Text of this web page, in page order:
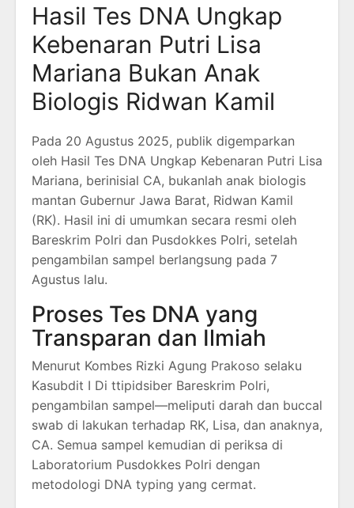
Hasil Tes DNA Ungkap
Kebenaran Putri Lisa
Mariana Bukan Anak
Biologis Ridwan Kamil
Pada 20 Agustus 2025, publik digemparkan
oleh Hasil Tes DNA Ungkap Kebenaran Putri Lisa
Mariana, berinisial CA, bukanlah anak biologis
mantan Gubernur Jawa Barat, Ridwan Kamil
(RK). Hasil ini di umumkan secara resmi oleh
Bareskrim Polri dan Pusdokkes Polri, setelah
pengambilan sampel berlangsung pada 7
Agustus lalu.
Proses Tes DNA yang
Transparan dan Ilmiah
Menurut Kombes Rizki Agung Prakoso selaku
Kasubdit I Di ttipidsiber Bareskrim Polri,
pengambilan sampel—meliputi darah dan buccal
swab di lakukan terhadap RK, Lisa, dan anaknya,
CA. Semua sampel kemudian di periksa di
Laboratorium Pusdokkes Polri dengan
metodologi DNA typing yang cermat.